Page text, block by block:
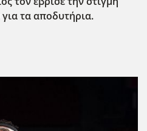
τα αποδυτήρια.